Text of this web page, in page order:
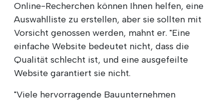
Online-Recherchen können Ihnen helfen, eine
Auswahlliste zu erstellen, aber sie sollten mit
Vorsicht genossen werden, mahnt er. "Eine
einfache Website bedeutet nicht, dass die
Qualität schlecht ist, und eine ausgefeilte
Website garantiert sie nicht.
"Viele hervorragende Bauunternehmen